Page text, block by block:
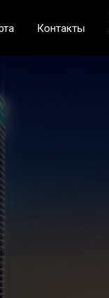
Контакты